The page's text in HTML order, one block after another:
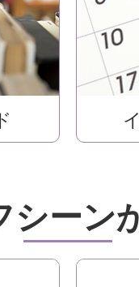
シーン